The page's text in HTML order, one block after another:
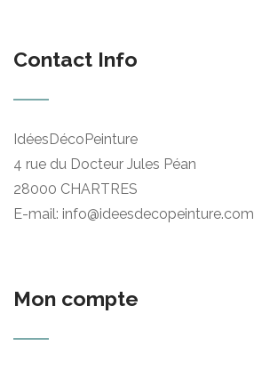
Contact Info
IdéesDécoPeinture
4 rue du Docteur Jules Péan
28000 CHARTRES
E-mail: info@ideesdecopeinture.com
Mon compte